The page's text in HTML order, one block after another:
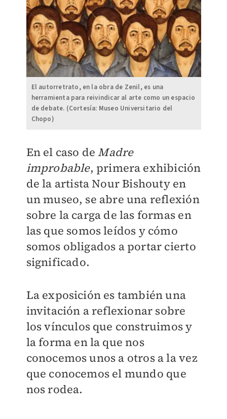
El autorretrato, en la obra de Zenil, es una
herramienta para reivindicar al arte como un espacio
de debate. (Cortesía: Museo Universitario del
Chopo)
En el caso de Madre
improbable, primera exhibición
de la artista Nour Bishouty en
un museo, se abre una reflexión
sobre la carga de las formas en
las que somos leídos y cómo
somos obligados a portar cierto
significado.
La exposición es también una
invitación a reflexionar sobre
los vínculos que construimos y
la forma en la que nos
conocemos unos a otros a la vez
que conocemos el mundo que
nos rodea.